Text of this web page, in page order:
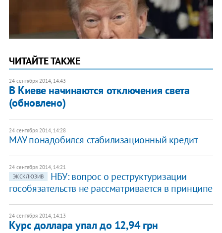
ЧИТАЙТЕ ТАКЖЕ
24 сентября 2014, 14:43
В Киеве начинаются отключения света
(обновлено)
24 сентября 2014, 14:28
МАУ понадобился стабилизационный кредит
24 сентября 2014, 14:21
ЭКСКЛЮЗИВ
НБУ: вопрос о реструктуризации
гособязательств не рассматривается в принципе
24 сентября 2014, 14:13
Курс доллара упал до 12,94 грн